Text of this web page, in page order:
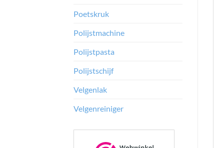
Poetskruk
Polijstmachine
Polijstpasta
Polijstschijf
Velgenlak
Velgenreiniger